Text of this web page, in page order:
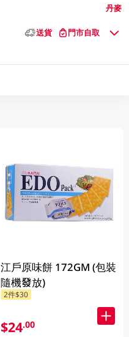
丹麥
送貨 門市自取
江戶原味餅 172GM (包裝
隨機發放)
2件$30
$24.00